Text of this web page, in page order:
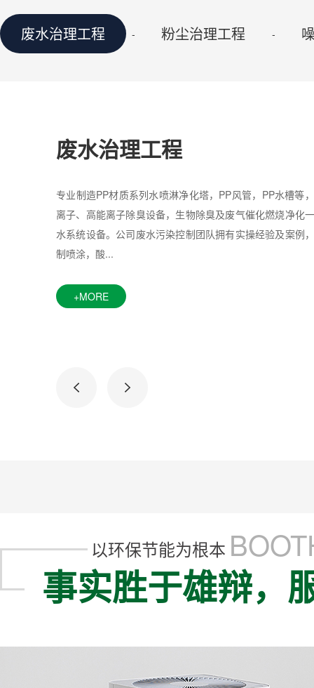
废水治理工程 粉尘治理工程
废水治理工程
专业制造PP材质系列水喷淋净化塔，PP风管，PP水槽等
离子、高能离子除臭设备，生物除臭及废气催化燃烧净化
水系统设备。公司废水污染控制团队拥有实操经验及案例
制喷涂，酸...
+MORE
以环保节能为根本
事实胜于雄辩，